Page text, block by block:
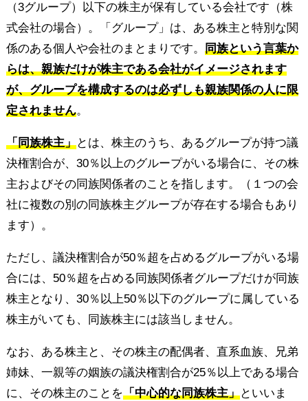
（3グループ）以下の株主が保有している会社です（株
式会社の場合）。「グループ」は、ある株主と特別な関
係のある個人や会社のまとまりです。 同族という言葉か
らは、親族だけが株主である会社がイメージされます
が、グループを構成するのは必ずしも親族関係の人に限
定されません。
「同族株主」とは、株主のうち、あるグループが持つ議
決権割合が、30％以上のグループがいる場合に、その株
主およびその同族関係者のことを指します。（１つの会
社に複数の別の同族株主グループが存在する場合もあり
ます）。
ただし、議決権割合が50％超を占めるグループがいる場
合には、50％超を占める同族関係者グループだけが同族
株主となり、30％以上50％以下のグループに属している
株主がいても、同族株主には該当しません。
なお、ある株主と、その株主の配偶者、直系血族、兄弟
姉妹、一親等の姻族の議決権割合が25％以上である場合
に、その株主のことを「中心的な同族株主」といいま